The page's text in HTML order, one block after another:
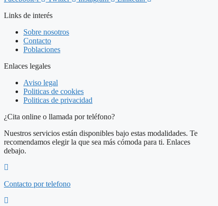
Links de interés
Sobre nosotros
Contacto
Poblaciones
Enlaces legales
Aviso legal
Politicas de cookies
Politicas de privacidad
¿Cita online o llamada por teléfono?
Nuestros servicios están disponibles bajo estas modalidades. Te
recomendamos elegir la que sea más cómoda para ti. Enlaces
debajo.
Contacto por telefono